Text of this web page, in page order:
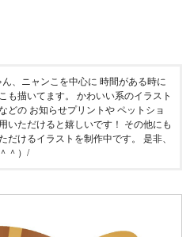
、ニャンこを中心に 時間がある時に
も描いてます。 かわいい系のイラスト
どの お知らせプリントや ペットショ
いただけると嬉しいです！ その他にも
だけるイラストを制作中です。 是非、
＾）/